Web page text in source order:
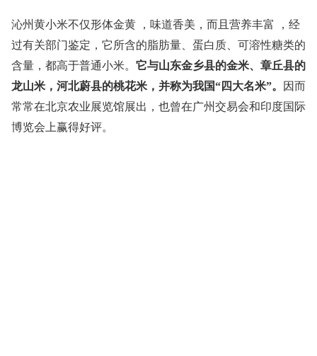
沁州黄小米不仅形体金黄 ，味道香美，而且营养丰富 ，经
过有关部门鉴定，它所含的脂肪量、蛋白质、可溶性糖类的
含量，都高于普通小米。 它与山东金乡县的金米、章丘县的
龙山米，河北蔚县的桃花米，并称为我国“四大名米”。
因而
常常在北京农业展览馆展出，也曾在广州交易会和印度国际
博览会上赢得好评。